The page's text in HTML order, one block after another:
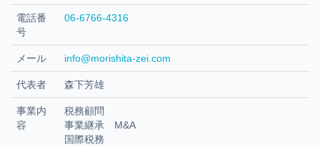
電話番
号
06-6766-4316
メール info@morishita-zei.com
代表者 森下芳雄
事業内
容
税務顧問
事業継承 M&A
国際税務